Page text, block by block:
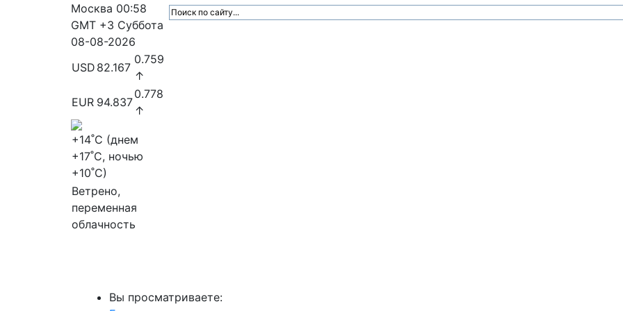
Москва 00:58
GMT +3 Суббота
08-08-2026
USD 82.167
0.759
↑
EUR 94.837
0.778
↑
+14˚C (днем
+17˚C, ночью
+10˚C)
Ветрено,
переменная
облачность
Вы просматриваете: